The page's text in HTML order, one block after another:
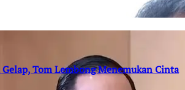
Gelap, Tom Lembong Menemukan Cinta